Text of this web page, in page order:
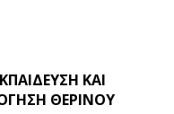
ΚΑΙ
ΘΕΡΙΝΟΥ